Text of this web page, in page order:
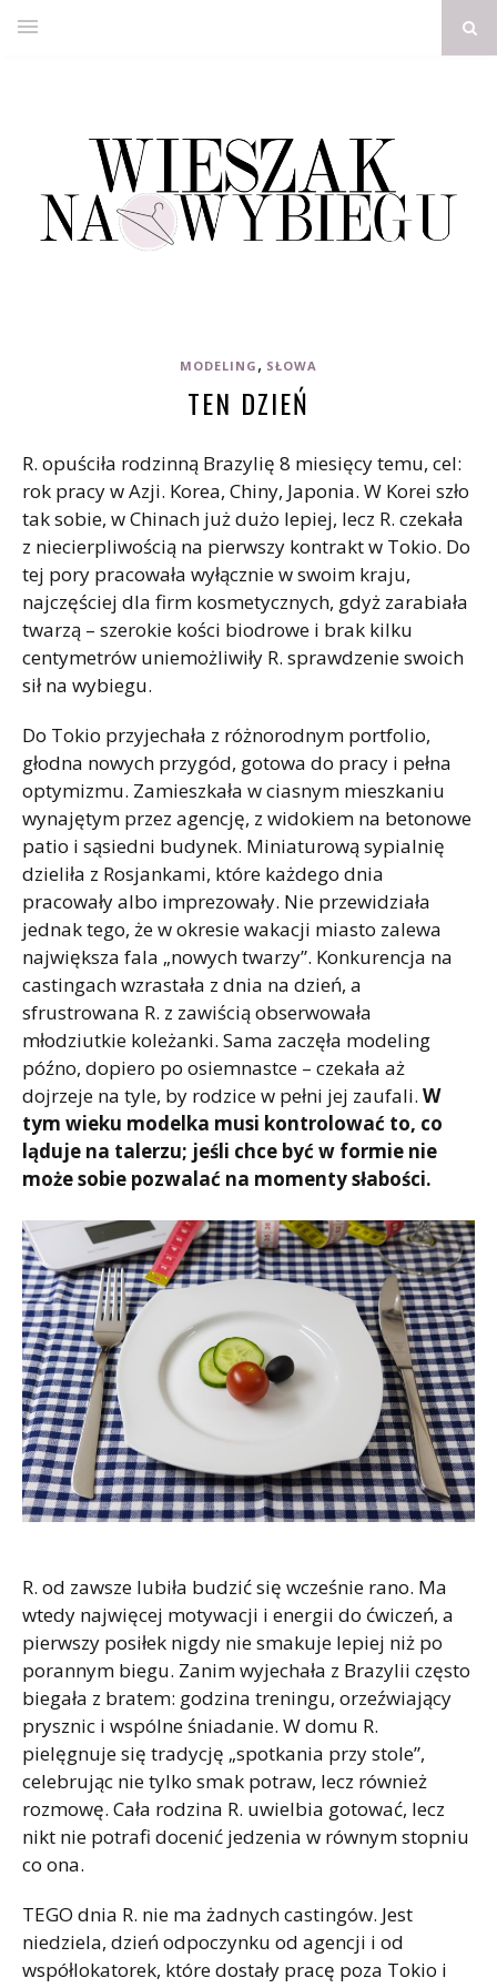
MODELING , SŁOWA
TEN DZIEŃ
R. opuściła rodzinną Brazylię 8 miesięcy temu, cel:
rok pracy w Azji. Korea, Chiny, Japonia. W Korei szło
tak sobie, w Chinach już dużo lepiej, lecz R. czekała
z niecierpliwością na pierwszy kontrakt w Tokio. Do
tej pory pracowała wyłącznie w swoim kraju,
najczęściej dla firm kosmetycznych, gdyż zarabiała
twarzą – szerokie kości biodrowe i brak kilku
centymetrów uniemożliwiły R. sprawdzenie swoich
sił na wybiegu.
Do Tokio przyjechała z różnorodnym portfolio,
głodna nowych przygód, gotowa do pracy i pełna
optymizmu. Zamieszkała w ciasnym mieszkaniu
wynajętym przez agencję, z widokiem na betonowe
patio i sąsiedni budynek. Miniaturową sypialnię
dzieliła z Rosjankami, które każdego dnia
pracowały albo imprezowały. Nie przewidziała
jednak tego, że w okresie wakacji miasto zalewa
największa fala „nowych twarzy”. Konkurencja na
castingach wzrastała z dnia na dzień, a
sfrustrowana R. z zawiścią obserwowała
młodziutkie koleżanki. Sama zaczęła modeling
późno, dopiero po osiemnastce – czekała aż
dojrzeje na tyle, by rodzice w pełni jej zaufali. W
tym wieku modelka musi kontrolować to, co
ląduje na talerzu; jeśli chce być w formie nie
może sobie pozwalać na momenty słabości.
R. od zawsze lubiła budzić się wcześnie rano. Ma
wtedy najwięcej motywacji i energii do ćwiczeń, a
pierwszy posiłek nigdy nie smakuje lepiej niż po
porannym biegu. Zanim wyjechała z Brazylii często
biegała z bratem: godzina treningu, orzeźwiający
prysznic i wspólne śniadanie. W domu R.
pielęgnuje się tradycję „spotkania przy stole”,
celebrując nie tylko smak potraw, lecz również
rozmowę. Cała rodzina R. uwielbia gotować, lecz
nikt nie potrafi docenić jedzenia w równym stopniu
co ona.
TEGO dnia R. nie ma żadnych castingów. Jest
niedziela, dzień odpoczynku od agencji i od
współlokatorek, które dostały pracę poza Tokio i